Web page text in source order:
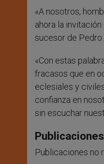
«A nosotros,
ahora la
sucesor de Pedro.
«Con estas
fracasos que en
eclesiales y
confianza en
sin escuchar
Publicaciones no